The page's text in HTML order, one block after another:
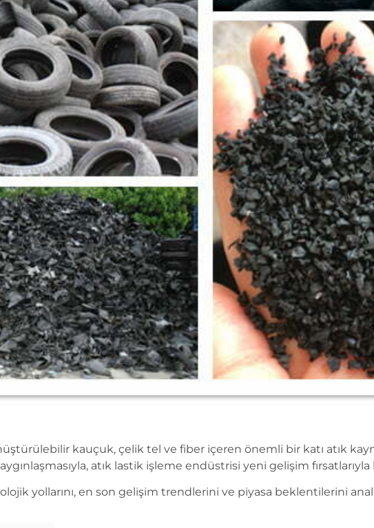
kauçuk, çelik tel ve fiber içeren önemli bir katı atık
atık lastik işleme endüstrisi yeni gelişim fırsatlarıyla
yollarını, en son gelişim trendlerini ve piyasa beklentilerini